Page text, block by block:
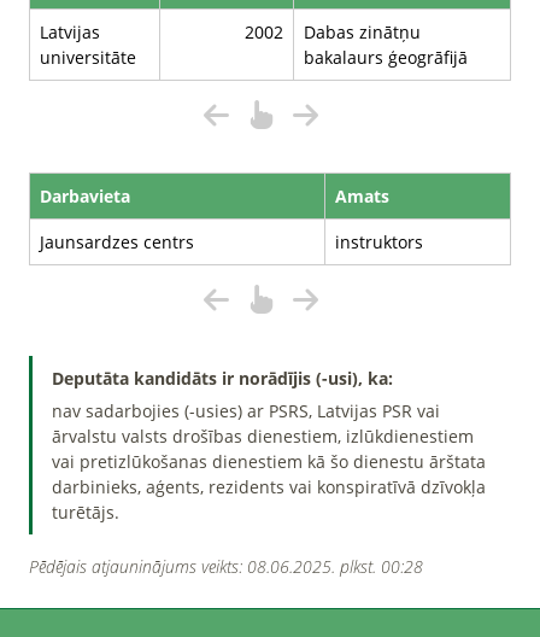
Latvijas
universitāte
2002
Dabas zinātņu
bakalaurs ģeogrāfijā
Darbavieta
Amats
Jaunsardzes centrs
instruktors
Deputāta kandidāts ir norādījis (-usi), ka:
nav sadarbojies (-usies) ar PSRS, Latvijas PSR vai
ārvalstu valsts drošības dienestiem, izlūkdienestiem
vai pretizlūkošanas dienestiem kā šo dienestu ārštata
darbinieks, aģents, rezidents vai konspiratīvā dzīvokļa
turētājs.
Pēdējais atjauninājums veikts: 08.06.2025. plkst. 00:28